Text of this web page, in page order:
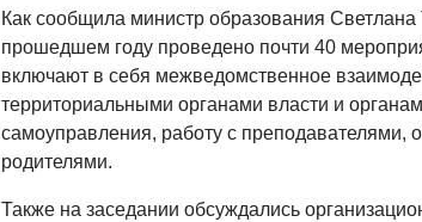
Как сообщила министр образования Светлана
прошедшем году проведено почти 40
включают в себя межведомственное
территориальными органами власти и
самоуправления, работу с преподавателями,
родителями.
Также на заседании обсуждались